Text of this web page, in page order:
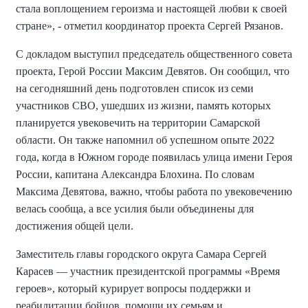
стала воплощением героизма и настоящей любви к своей
стране», - отметил координатор проекта Сергей Рязанов.
С докладом выступил председатель общественного совета
проекта, Герой России Максим Девятов. Он сообщил, что
на сегодняшний день подготовлен список из семи
участников СВО, ушедших из жизни, память которых
планируется увековечить на территории Самарской
области. Он также напомнил об успешном опыте 2022
года, когда в Южном городе появилась улица имени Героя
России, капитана Александра Блохина. По словам
Максима Девятова, важно, чтобы работа по увековечению
велась сообща, а все усилия были объединены для
достижения общей цели.
Заместитель главы городского округа Самара Сергей
Карасев — участник президентской программы «Время
героев», который курирует вопросы поддержки и
реабилитации бойцов, помощи их семьям и